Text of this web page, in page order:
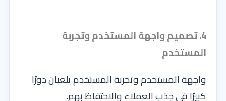
4. تصميم واجهة المستخدم وتجربة
المستخدم
واجهة المستخدم وتجربة المستخدم يلعبان دورًا
كبيرًا في جذب العملاء والاحتفاظ بهم.